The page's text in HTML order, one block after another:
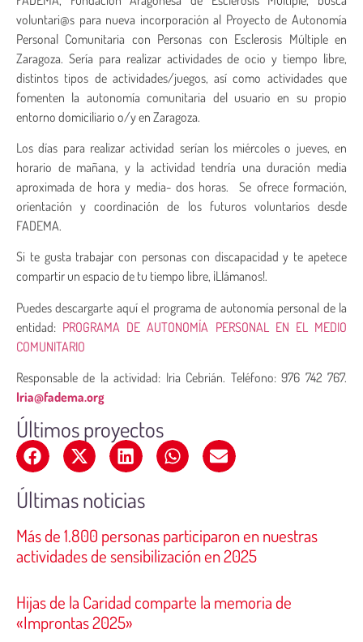
voluntari@s para nueva incorporación al Proyecto de Autonomía
Personal Comunitaria con Personas con Esclerosis Múltiple en
Zaragoza. Sería para realizar actividades de ocio y tiempo libre,
distintos tipos de actividades/juegos, así como actividades que
fomenten la autonomía comunitaria del usuario en su propio
entorno domiciliario o/y en Zaragoza.
Los días para realizar actividad serían los miércoles o jueves, en
horario de mañana, y la actividad tendría una duración media
aproximada de hora y media- dos horas. Se ofrece formación,
orientación y coordinación de los futuros voluntarios desde
FADEMA.
Si te gusta trabajar con personas con discapacidad y te apetece
compartir un espacio de tu tiempo libre, ¡Llámanos!.
Puedes descargarte aquí el programa de autonomía personal de la
entidad: PROGRAMA DE AUTONOMÍA PERSONAL EN EL MEDIO
COMUNITARIO
Responsable de la actividad: Iria Cebrián. Teléfono: 976 742 767.
Iria@fadema.org
Últimos proyectos
Últimas noticias
Más de 1.800 personas participaron en nuestras
actividades de sensibilización en 2025
Hijas de la Caridad comparte la memoria de
«Improntas 2025»